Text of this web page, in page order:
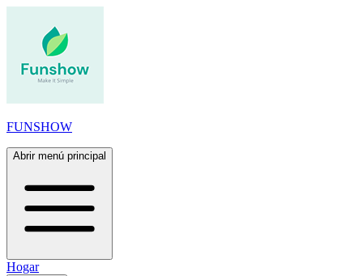
FUNSHOW
Abrir menú principal
Hogar